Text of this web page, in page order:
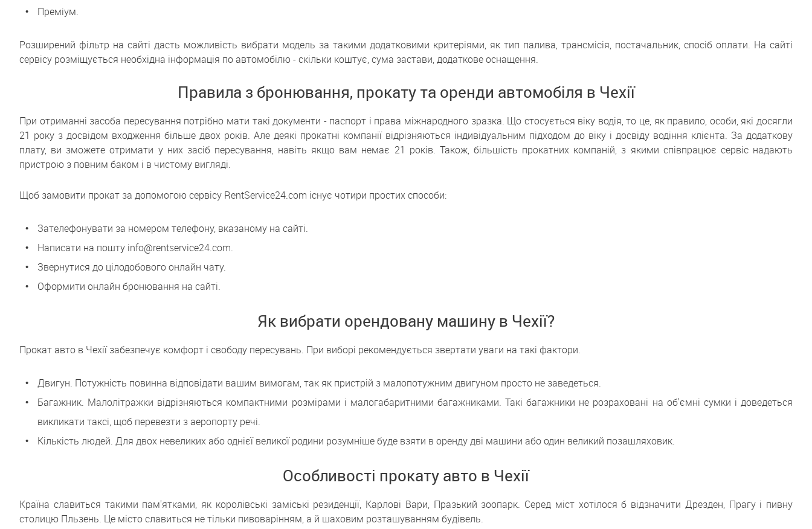
Преміум.
Розширений фільтр на сайті дасть можливість вибрати модель за такими додатковими критеріями, як тип палива, трансмісія, постачальник, спосіб оплати. На сайті
сервісу розміщується необхідна інформація по автомобілю - скільки коштує, сума застави, додаткове оснащення.
Правила з бронювання, прокату та оренди автомобіля в Чехії
При отриманні засоба пересування потрібно мати такі документи - паспорт і права міжнародного зразка. Що стосується віку водія, то це, як правило, особи, які досягли
21 року з досвідом входження більше двох років. Але деякі прокатні компанії відрізняються індивідуальним підходом до віку і досвіду водіння клієнта. За додаткову
плату, ви зможете отримати у них засіб пересування, навіть якщо вам немає 21 років. Також, більшість прокатних компаній, з якими співпрацює сервіс надають
пристрою з повним баком і в чистому вигляді.
Щоб замовити прокат за допомогою сервісу RentService24.com існує чотири простих способи:
Зателефонувати за номером телефону, вказаному на сайті.
Написати на пошту info@rentservice24.com.
Звернутися до цілодобового онлайн чату.
Оформити онлайн бронювання на сайті.
Як вибрати орендовану машину в Чехії?
Прокат авто в Чехії забезпечує комфорт і свободу пересувань. При виборі рекомендується звертати уваги на такі фактори.
Двигун. Потужність повинна відповідати вашим вимогам, так як пристрій з малопотужним двигуном просто не заведеться.
Багажник. Малолітражки відрізняються компактними розмірами і малогабаритними багажниками. Такі багажники не розраховані на об'ємні сумки і доведеться
викликати таксі, щоб перевезти з аеропорту речі.
Кількість людей. Для двох невеликих або однієї великої родини розумніше буде взяти в оренду дві машини або один великий позашляховик.
Особливості прокату авто в Чехії
Країна славиться такими пам'ятками, як королівські заміські резиденції, Карлові Вари, Празький зоопарк. Серед міст хотілося б відзначити Дрезден, Прагу і пивну
столицю Пльзень. Це місто славиться не тільки пивоварінням, а й шаховим розташуванням будівель.